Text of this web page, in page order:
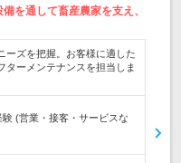
を通して畜産農家を支え、
ーズを把握。お客様に適した
ターメンテナンスを担当しま
(営業・接客・サービスな